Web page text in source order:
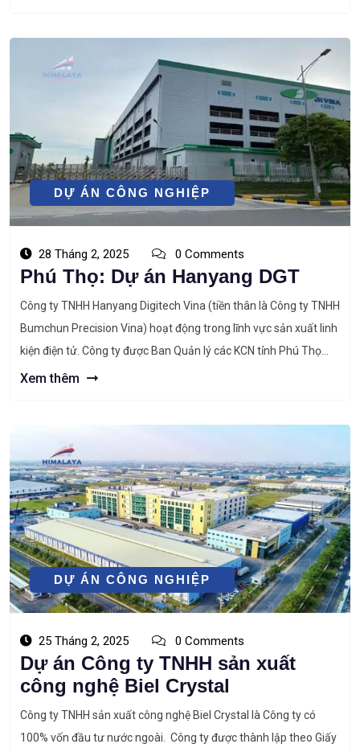
DỰ ÁN CÔNG NGHIỆP
28 Tháng 2, 2025 0 Comments
Phú Thọ: Dự án Hanyang DGT
Công ty TNHH Hanyang Digitech Vina (tiền thân là Công ty TNHH
Bumchun Precision Vina) hoạt động trong lĩnh vực sản xuất linh
kiện điện tử. Công ty được Ban Quản lý các KCN tỉnh Phú Thọ
cấp giấy chứng nhận đầu tư lần đầu mã số 1054275769 ngày
Xem thêm
DỰ ÁN CÔNG NGHIỆP
25 Tháng 2, 2025 0 Comments
Dự án Công ty TNHH sản xuất
công nghệ Biel Crystal
Công ty TNHH sản xuất công nghệ Biel Crystal là Công ty có
100% vốn đầu tư nước ngoài. Công ty được thành lập theo Giấy